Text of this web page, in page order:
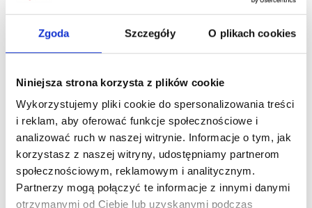
Zgoda Szczegóły O plikach cookies
Niniejsza strona korzysta z plików cookie
Wykorzystujemy pliki cookie do spersonalizowania treści
i reklam, aby oferować funkcje społecznościowe i
analizować ruch w naszej witrynie. Informacje o tym, jak
korzystasz z naszej witryny, udostępniamy partnerom
społecznościowym, reklamowym i analitycznym.
Partnerzy mogą połączyć te informacje z innymi danymi
otrzymanymi od Ciebie lub uzyskanymi podczas
Czas na letnie odświeżenie! Odkryj gorące
wyprzedaże w Centrum Handlowym Borek